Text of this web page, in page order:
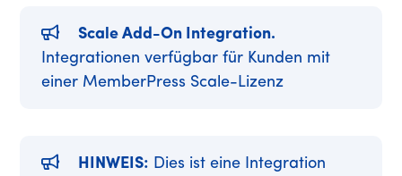
Scale Add-On Integration.
Integrationen verfügbar für Kunden mit
einer MemberPress Scale-Lizenz
HINWEIS: Dies ist eine Integration